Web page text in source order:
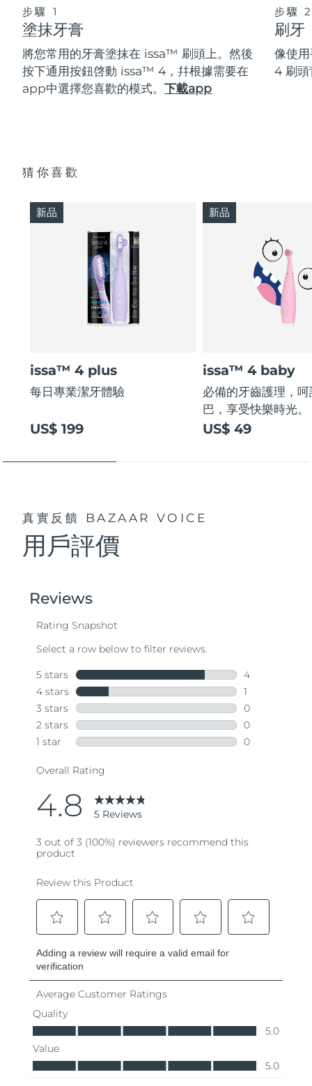
步驟 1
塗抹牙膏
將您常用的牙膏塗抹在 issa™ 刷頭上。然後
按下通用按鈕啓動 issa™ 4，幷根據需要在
app中選擇您喜歡的模式。下載app
步驟
刷牙
像使
4 刷頭
猜你喜歡
issa™ 4 plus
每日專業潔牙體驗
US$ 199
新品
issa™ 4 baby
必備的牙齒護理，
巴，享受快樂時光。
US$ 49
新品
真實反饋 BAZAAR VOICE
用戶評價